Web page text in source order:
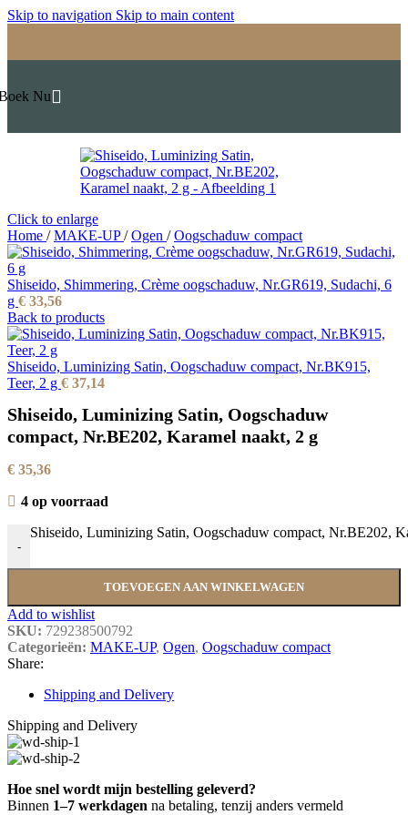
Skip to navigation Skip to main content
Nu
Click to enlarge
Home / MAKE-UP/ Ogen / Oogschaduw compact
Shiseido, Shimmering, Crème oogschaduw, Nr.GR619, Sudachi, 6
g € 33,56
Back to products
Shiseido, Luminizing Satin, Oogschaduw compact, Nr.BK915,
Teer, 2 g € 37,14
Shiseido, Luminizing Satin, Oogschaduw
compact, Nr.BE202, Karamel naakt, 2 g
€ 35,36
4 op voorraad
-
Shiseido, Luminizing Satin, Oogschaduw compact, Nr.BE202,
TOEVOEGEN AAN WINKELWAGEN
Add to wishlist
SKU: 729238500792
Categorieën: MAKE-UP, Ogen, Oogschaduw compact
Share:
Shipping and Delivery
Shipping and Delivery
Hoe snel wordt mijn bestelling geleverd?
Binnen 1–7 werkdagen na betaling, tenzij anders vermeld